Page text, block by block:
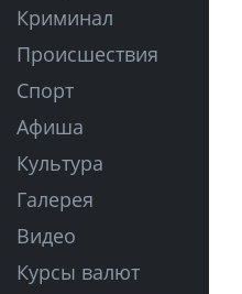
Криминал
Происшествия
Спорт
Афиша
Культура
Галерея
Видео
Курсы валют